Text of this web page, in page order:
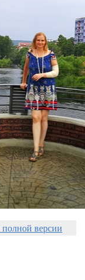
полной версии